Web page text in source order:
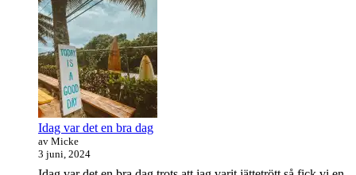
Idag var det en bra dag
av Micke
3 juni, 2024